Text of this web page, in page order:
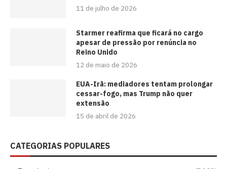
11 de julho de 2026
Starmer reafirma que ficará no cargo
apesar de pressão por renúncia no
Reino Unido
12 de maio de 2026
EUA-Irã: mediadores tentam prolongar
cessar-fogo, mas Trump não quer
extensão
15 de abril de 2026
CATEGORIAS POPULARES